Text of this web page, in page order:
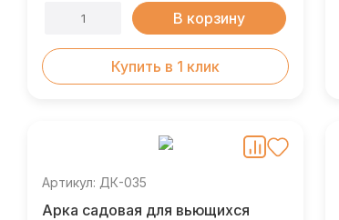
В корзину
Купить в 1 клик
Артикул: ДК-035
Арка садовая для вьющихся